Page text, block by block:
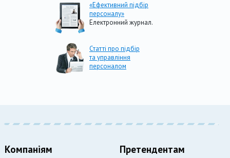
«Ефективний підбір
персоналу»
Електронний журнал.
Статті про підбір
та управління
персоналом
Компаніям Претендентам